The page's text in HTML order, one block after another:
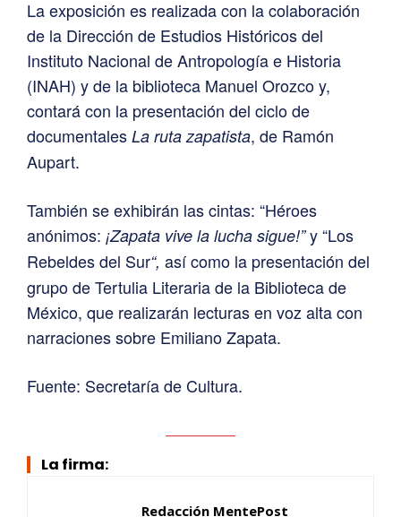
La exposición es realizada con la colaboración
de la Dirección de Estudios Históricos del
Instituto Nacional de Antropología e Historia
(INAH) y de la biblioteca Manuel Orozco y,
contará con la presentación del ciclo de
documentales La ruta zapatista, de Ramón
Aupart.
También se exhibirán las cintas: “Héroes
anónimos: ¡Zapata vive la lucha sigue!”y “Los
Rebeldes del Sur“, así como la presentación del
grupo de Tertulia Literaria de la Biblioteca de
México, que realizarán lecturas en voz alta con
narraciones sobre Emiliano Zapata.
Fuente: Secretaría de Cultura.
La firma:
Redacción MentePost